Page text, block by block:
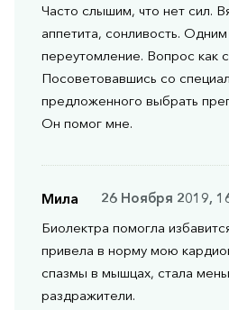
Часто слышим, что нет сил.
аппетита, сонливость.
переутомление. Вопрос как
Посоветовавшись со
предложенного выбрать
Он помог мне.
Мила
26 Ноября 2019,
Биолектра помогла
привела в норму мою
спазмы в мышцах, стала
раздражители.